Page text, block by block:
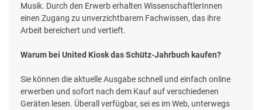
Musik. Durch den Erwerb erhalten WissenschaftlerInnen
einen Zugang zu unverzichtbarem Fachwissen, das ihre
Arbeit bereichert und vertieft.
Warum bei United Kiosk das Schütz-Jahrbuch kaufen?
Sie können die aktuelle Ausgabe schnell und einfach online
erwerben und sofort nach dem Kauf auf verschiedenen
Geräten lesen. Überall verfügbar, sei es im Web, unterwegs